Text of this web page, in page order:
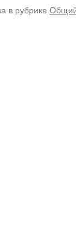
в рубрике